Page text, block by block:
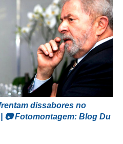
dissabores no
📷 Fotomontagem: Blog Du